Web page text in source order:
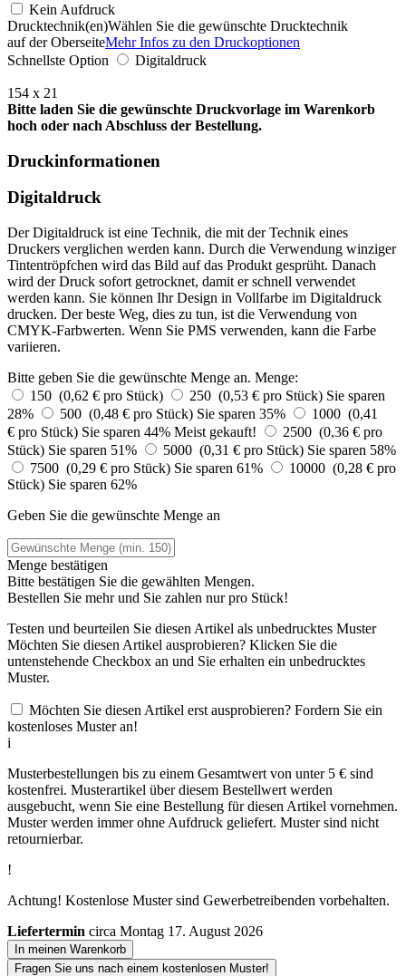
Kein Aufdruck
Drucktechnik(en)Wählen Sie die gewünschte Drucktechnik
auf der OberseiteMehr Infos zu den Druckoptionen
Schnellste Option
Digitaldruck
154 x 21
Bitte laden Sie die gewünschte Druckvorlage im Warenkorb
hoch oder nach Abschluss der Bestellung.
Druckinformationen
Digitaldruck
Der Digitaldruck ist eine Technik, die mit der Technik eines
Druckers verglichen werden kann. Durch die Verwendung winziger
Tintentröpfchen wird das Bild auf das Produkt gesprüht. Danach
wird der Druck sofort getrocknet, damit er schnell verwendet
werden kann. Sie können Ihr Design in Vollfarbe im Digitaldruck
drucken. Der beste Weg, dies zu tun, ist die Verwendung von
CMYK-Farbwerten. Wenn Sie PMS verwenden, kann die Farbe
variieren.
Bitte geben Sie die gewünschte Menge an. Menge:
150 (0,62 € pro Stück)
250 (0,53 € pro Stück) Sie sparen
28%
500 (0,48 € pro Stück) Sie sparen 35%
1000 (0,41
€ pro Stück) Sie sparen 44% Meist gekauft!
2500 (0,36 € pro
Stück) Sie sparen 51% 5000 (0,31 € pro Stück) Sie sparen 58%
7500 (0,29 € pro Stück) Sie sparen 61%
10000 (0,28 € pro
Stück) Sie sparen 62%
Geben Sie die gewünschte Menge an
Menge bestätigen
Bitte bestätigen Sie die gewählten Mengen.
Bestellen Sie mehr und Sie zahlen nurpro Stück!
Testen und beurteilen Sie diesen Artikel als unbedrucktes Muster
Möchten Sie diesen Artikel ausprobieren? Klicken Sie die
untenstehende Checkbox an und Sie erhalten ein unbedrucktes
Muster.
Möchten Sie diesen Artikel erst ausprobieren? Fordern Sie ein
kostenloses Muster an!
i
Musterbestellungen bis zu einem Gesamtwert von unter 5 € sind
kostenfrei. Musterartikel über diesem Bestellwert werden
ausgebucht, wenn Sie eine Bestellung für diesen Artikel vornehmen.
Muster werden immer ohne Aufdruck geliefert. Muster sind nicht
retournierbar.
!
Achtung! Kostenlose Muster sind Gewerbetreibenden vorbehalten.
Liefertermin circa Montag 17. August 2026
In meinen Warenkorb
Fragen Sie uns nach einem kostenlosen Muster!